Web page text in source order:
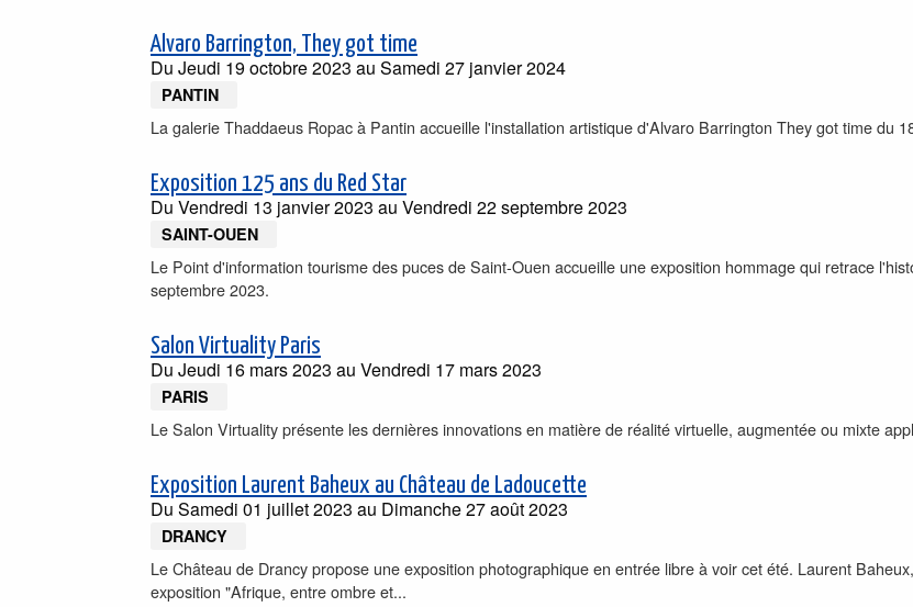
Alvaro Barrington, They got time
Du Jeudi 19 octobre 2023 au Samedi 27 janvier 2024
PANTIN
La galerie Thaddaeus Ropac à Pantin accueille l'installation artistique d'Alvaro Barrington They got time du
Exposition 125 ans du Red Star
Du Vendredi 13 janvier 2023 au Vendredi 22 septembre 2023
SAINT-OUEN
Le Point d'information tourisme des puces de Saint-Ouen accueille une exposition hommage qui retrace
septembre 2023.
Salon Virtuality Paris
Du Jeudi 16 mars 2023 au Vendredi 17 mars 2023
PARIS
Le Salon Virtuality présente les dernières innovations en matière de réalité virtuelle, augmentée ou mixte
Exposition Laurent Baheux au Château de Ladoucette
Du Samedi 01 juillet 2023 au Dimanche 27 août 2023
DRANCY
Le Château de Drancy propose une exposition photographique en entrée libre à voir cet été. Laurent
exposition "Afrique, entre ombre et...